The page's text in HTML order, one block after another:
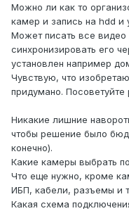
Можно ли как то
камер и запись на hdd и
Может писать все видео
синхронизировать его
установлен например
Чувствую, что
придумано. Посоветуйте
Никакие лишние
чтобы решение было
конечно).
Какие камеры выбрать
Что еще нужно, кроме
ИБП, кабели, разъемы и
Какая схема